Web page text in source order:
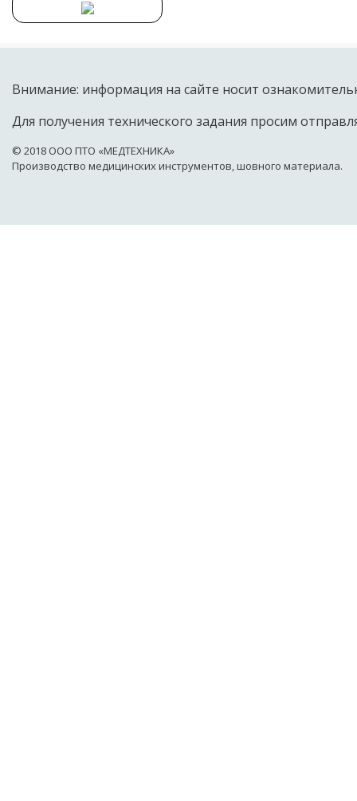
Внимание: информация на сайте носит
Для получения технического задания просим
© 2018 OOO ПТО «МЕДТЕХНИКА»
Производство медицинских инструментов, шовного материала.